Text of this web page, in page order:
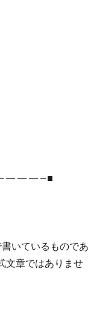
いているものであ
文章ではありませ